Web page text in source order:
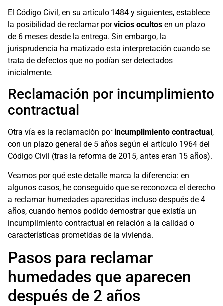
El Código Civil, en su artículo 1484 y siguientes, establece
la posibilidad de reclamar porvicios ocultos en un plazo
de 6 meses desde la entrega. Sin embargo, la
jurisprudencia ha matizado esta interpretación cuando se
trata de defectos que no podían ser detectados
inicialmente.
Reclamación por incumplimiento
contractual
Otra vía es la reclamación por incumplimiento contractual ,
con un plazo general de 5 años según el artículo 1964 del
Código Civil (tras la reforma de 2015, antes eran 15 años).
Veamos por qué este detalle marca la diferencia: en
algunos casos, he conseguido que se reconozca el derecho
a reclamar humedades aparecidas incluso después de 4
años, cuando hemos podido demostrar que existía un
incumplimiento contractual en relación a la calidad o
características prometidas de la vivienda.
Pasos para reclamar
humedades que aparecen
después de 2 años